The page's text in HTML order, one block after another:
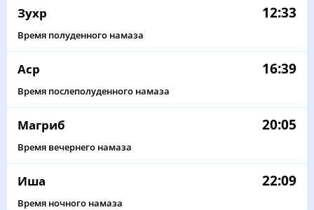
Зухр 12:33
Время полуденного намаза
Аср 16:39
Время послеполуденного намаза
Магриб 20:05
Время вечернего намаза
Иша 22:09
Время ночного намаза